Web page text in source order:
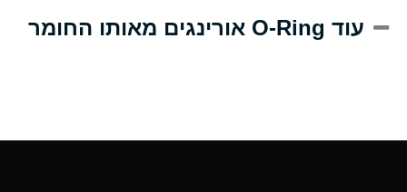
(Aqueous) עוד O-Ring אורינגים מאותו החומר